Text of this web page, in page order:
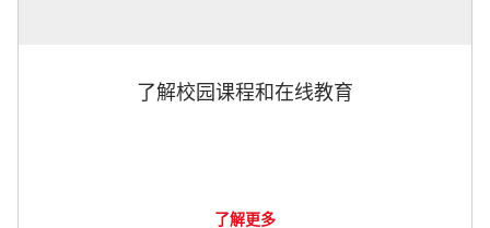
了解校园课程和在线教育
了解更多